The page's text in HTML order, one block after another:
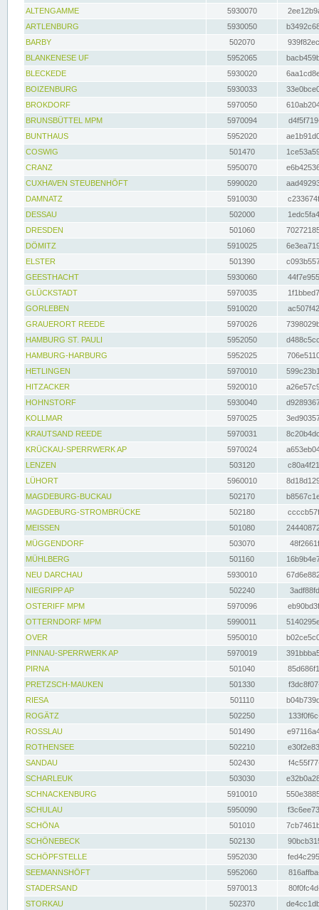
ALTENGAMME
5930070
ARTLENBURG
5930050
BARBY
502070
BLANKENESE UF
5952065
BLECKEDE
5930020
BOIZENBURG
5930033
BROKDORF
5970050
BRUNSBÜTTEL MPM
5970094
BUNTHAUS
5952020
COSWIG
501470
CRANZ
5950070
CUXHAVEN STEUBENHÖFT
5990020
DAMNATZ
5910030
DESSAU
502000
DRESDEN
501060
DÖMITZ
5910025
ELSTER
501390
GEESTHACHT
5930060
GLÜCKSTADT
5970035
GORLEBEN
5910020
GRAUERORT REEDE
5970026
HAMBURG ST. PAULI
5952050
HAMBURG-HARBURG
5952025
HETLINGEN
5970010
HITZACKER
5920010
HOHNSTORF
5930040
KOLLMAR
5970025
KRAUTSAND REEDE
5970031
KRÜCKAU-SPERRWERK AP
5970024
LENZEN
503120
LÜHORT
5960010
MAGDEBURG-BUCKAU
502170
MAGDEBURG-STROMBRÜCKE
502180
MEISSEN
501080
MÜGGENDORF
503070
MÜHLBERG
501160
NEU DARCHAU
5930010
NIEGRIPP AP
502240
OSTERIFF MPM
5970096
OTTERNDORF MPM
5990011
OVER
5950010
PINNAU-SPERRWERK AP
5970019
PIRNA
501040
PRETZSCH-MAUKEN
501330
RIESA
501110
ROGÄTZ
502250
ROSSLAU
501490
ROTHENSEE
502210
SANDAU
502430
SCHARLEUK
503030
SCHNACKENBURG
5910010
SCHULAU
5950090
SCHÖNA
501010
SCHÖNEBECK
502130
SCHÖPFSTELLE
5952030
SEEMANNSHÖFT
5952060
STADERSAND
5970013
STORKAU
502370